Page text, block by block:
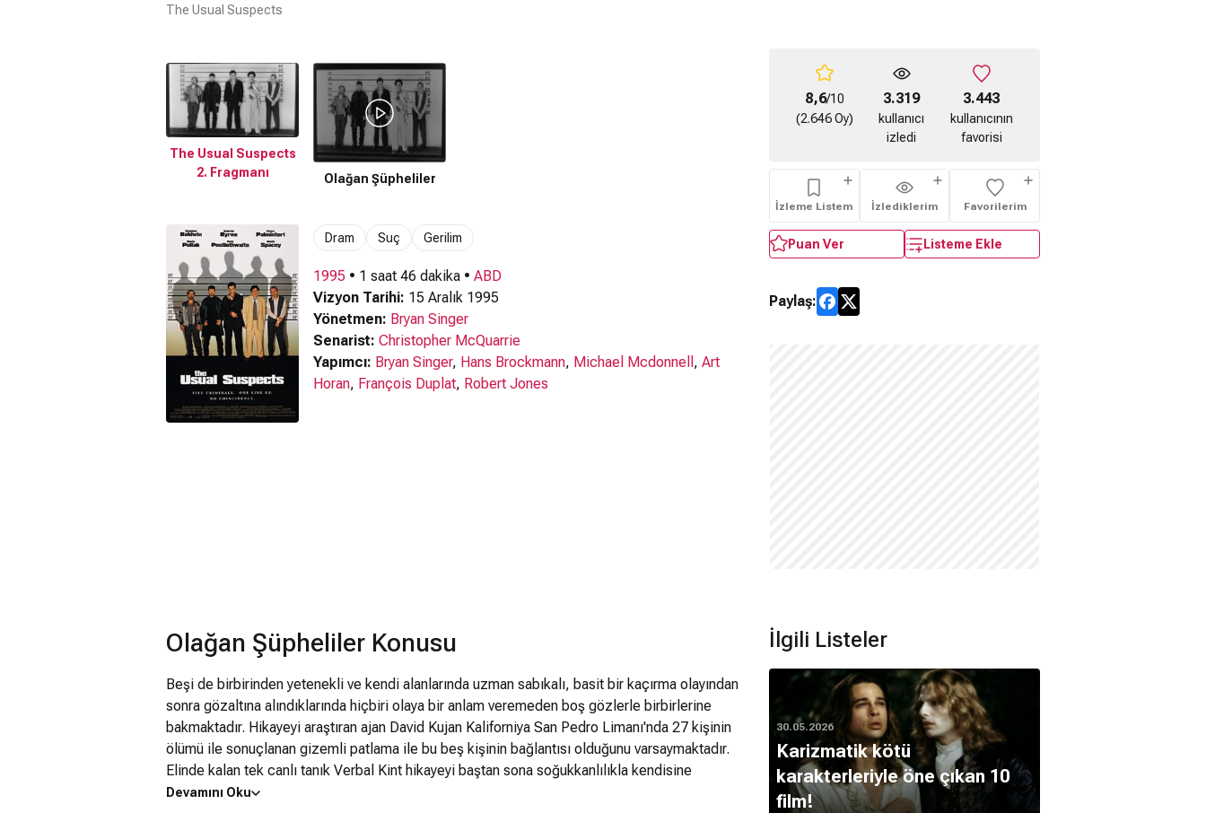
The Usual Suspects
The Usual Suspects
2. Fragmanı
Olağan Şüpheliler
Dram Suç Gerilim
1995 • 1 saat 46 dakika • ABD
Vizyon Tarihi: 15 Aralık 1995
Yönetmen: Bryan Singer
Senarist: Christopher McQuarrie
Yapımcı: Bryan Singer, Hans Brockmann, Michael Mcdonnell , Art
Horan, François Duplat, Robert Jones
8,6/10
(2.646 Oy)
3.319
kullanıcı
izledi
3.443
kullanıcının
favorisi
İzleme Listem İzlediklerim Favorilerim
Puan Ver Listeme Ekle
Paylaş:
Olağan Şüpheliler Konusu
Beşi de birbirinden yetenekli ve kendi alanlarında uzman sabıkalı, basit bir kaçırma olayından
sonra gözaltına alındıklarında hiçbiri olaya bir anlam veremeden boş gözlerle birbirlerine
bakmaktadır. Hikayeyi araştıran ajan David Kujan Kaliforniya San Pedro Limanı'nda 27 kişinin
ölümü ile sonuçlanan gizemli patlama ile bu beş kişinin bağlantısı olduğunu varsaymaktadır.
Elinde kalan tek canlı tanık Verbal Kint hikayeyi baştan sona soğukkanlılıkla kendisine
aktarmaktadır fakat tüm soru işaretleri bir kişinin üzerinde yoğunlaşır: "Keizer Soze".
Devamını Oku
İlgili Listeler
30.05.2026
Karizmatik kötü
karakterleriyle öne çıkan 10
film!